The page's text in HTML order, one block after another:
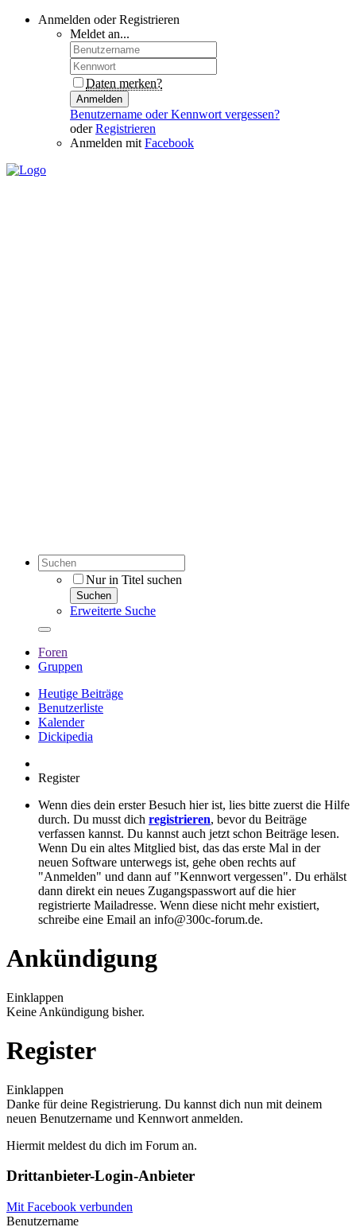
Anmelden oder Registrieren
Meldet an...
Daten merken?
Anmelden
Benutzername oder Kennwort vergessen?
oderRegistrieren
Anmelden mit Facebook
Nur in Titel suchen
Suchen
Erweiterte Suche
Foren
Gruppen
Heutige Beiträge
Benutzerliste
Kalender
Dickipedia
Register
Wenn dies dein erster Besuch hier ist, lies bitte zuerst die Hilfe
durch. Du musst dich registrieren, bevor du Beiträge
verfassen kannst. Du kannst auch jetzt schon Beiträge lesen.
Wenn Du ein altes Mitglied bist, das das erste Mal in der
neuen Software unterwegs ist, gehe oben rechts auf
"Anmelden" und dann auf "Kennwort vergessen". Du erhälst
dann direkt ein neues Zugangspasswort auf die hier
registrierte Mailadresse. Wenn diese nicht mehr existiert,
schreibe eine Email an info@300c-forum.de.
Ankündigung
Einklappen
Keine Ankündigung bisher.
Register
Einklappen
Danke für deine Registrierung. Du kannst dich nun mit deinem
neuen Benutzername und Kennwort anmelden.
Hiermit meldest du dich im Forum an.
Drittanbieter-Login-Anbieter
Mit Facebook verbunden
Benutzername